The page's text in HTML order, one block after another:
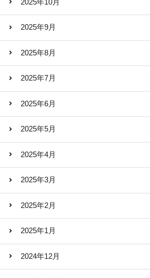
2025年10月
2025年9月
2025年8月
2025年7月
2025年6月
2025年5月
2025年4月
2025年3月
2025年2月
2025年1月
2024年12月